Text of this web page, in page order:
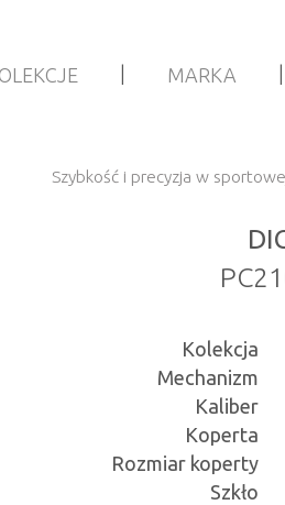
MARKA
Szybkość i precyzja w
Kolekcja
Mechanizm
Kaliber
Koperta
Rozmiar koperty
Szkło